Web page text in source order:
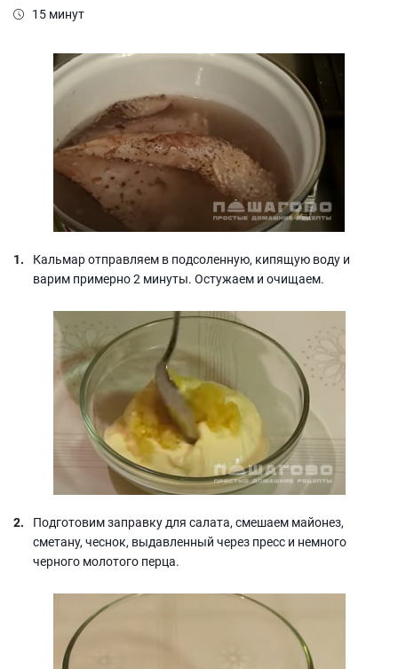
15 минут
Кальмар отправляем в подсоленную, кипящую воду и
варим примерно 2 минуты. Остужаем и очищаем.
Подготовим заправку для салата, смешаем майонез,
сметану, чеснок, выдавленный через пресс и немного
черного молотого перца.